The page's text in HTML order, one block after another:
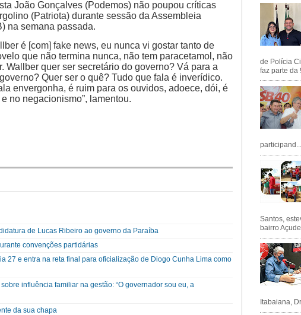
João Gonçalves (Podemos) não poupou críticas
(Patriota) durante sessão da Assembleia
na semana passada.
é [com] fake news, eu nunca vi gostar tanto de
que não termina nunca, não tem paracetamol, não
Wallber quer ser secretário do governo? Vá para a
Quer ser o quê? Tudo que fala é inverídico.
envergonha, é ruim para os ouvidos, adoece, dói, é
no negacionismo”, lamentou.
de Lucas Ribeiro ao governo da Paraíba
convenções partidárias
27 e entra na reta final para oficialização de Diogo Cunha Lima como
influência familiar na gestão: “O governador sou eu, a
da sua chapa
de Polícia
faz parte da
participand...
Santos,
bairro
Itabaiana,